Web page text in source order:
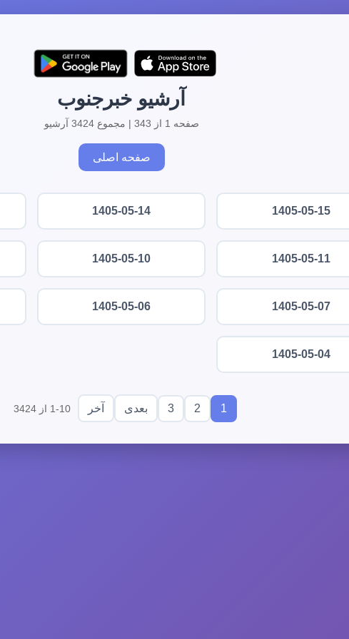
آرشیو خبرجنوب
صفحه 1 از 343 | مجموع 3424 آرشیو
صفحه اصلی
1405-05-15
1405-05-14
1405-05-11
1405-05-10
1405-05-07
1405-05-06
1405-05-04
1
2
3 بعدی آخر 1-10 از 3424